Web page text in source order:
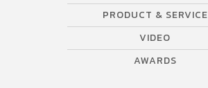
PRODUCT & SERVICE
VIDEO
AWARDS